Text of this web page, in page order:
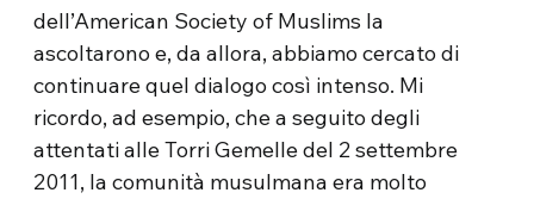
dell’American Society of Muslims la
ascoltarono e, da allora, abbiamo cercato di
continuare quel dialogo così intenso. Mi
ricordo, ad esempio, che a seguito degli
attentati alle Torri Gemelle del 2 settembre
2011, la comunità musulmana era molto